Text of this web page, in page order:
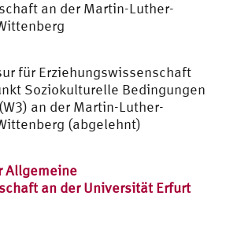
an der Martin-Luther-
für Erziehungswissenschaft
Soziokulturelle Bedingungen
an der Martin-Luther-
(abgelehnt)
Allgemeine
an der Universität Erfurt